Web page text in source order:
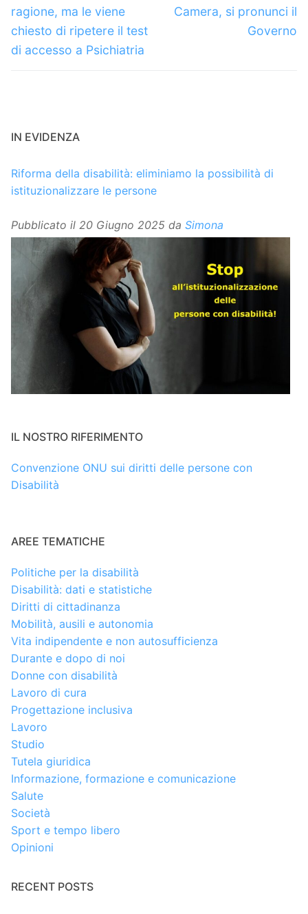
ragione, ma le viene
chiesto di ripetere il test
di accesso a Psichiatria
Camera, si pronunci il
Governo
IN EVIDENZA
Riforma della disabilità: eliminiamo la possibilità di
istituzionalizzare le persone
Pubblicato il 20 Giugno 2025 da Simona
IL NOSTRO RIFERIMENTO
Convenzione ONU sui diritti delle persone con
Disabilità
AREE TEMATICHE
Politiche per la disabilità
Disabilità: dati e statistiche
Diritti di cittadinanza
Mobilità, ausili e autonomia
Vita indipendente e non autosufficienza
Durante e dopo di noi
Donne con disabilità
Lavoro di cura
Progettazione inclusiva
Lavoro
Studio
Tutela giuridica
Informazione, formazione e comunicazione
Salute
Società
Sport e tempo libero
Opinioni
RECENT POSTS